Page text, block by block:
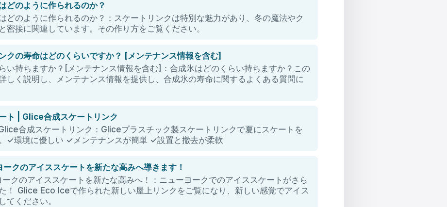
どのように作られるのか？
どのように作られるのか？：スケートリンクは特別な魅力があり、冬の魔法やク
密接に関連しています。その作り方をご覧ください。
クの寿命はどのくらいですか？ [メンテナンス情報を含む]
い持ちますか？[メンテナンス情報を含む]：合成氷はどのくらい持ちますか？この
しく説明し、メンテナンス情報を提供し、合成氷の寿命に関するよくある質問に
ト | Glice合成スケートリンク
合成スケートリンク：Gliceプラスチック製スケートリンクで夏にスケートを
✓環境に優しい ✓メンテナンスが簡単 ✓設置と撤去が柔軟
クのアイススケートを新たな高みへ導きます！
クのアイススケートを新たな高みへ！：ニューヨークでのアイススケートがさら
！ Glice Eco Iceで作られた新しい屋上リンクをご覧になり、新しい感覚でアイス
てください。